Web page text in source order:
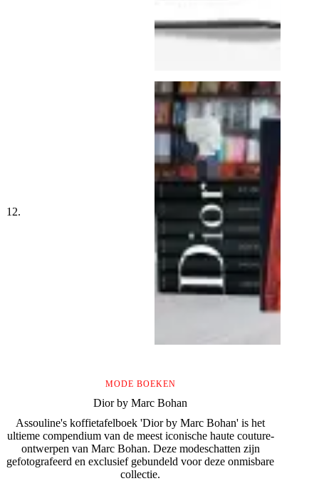
MODE BOEKEN
Dior by Marc Bohan
Assouline's koffietafelboek 'Dior by Marc Bohan' is het
ultieme compendium van de meest iconische haute couture-
ontwerpen van Marc Bohan. Deze modeschatten zijn
gefotografeerd en exclusief gebundeld voor deze onmisbare
collectie.